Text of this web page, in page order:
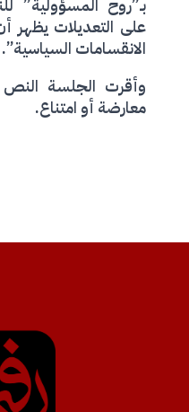
بـ”روح المسؤولية”
على التعديلات يظهر
الانقسامات السياسية”.
معارضة أو امتناع.